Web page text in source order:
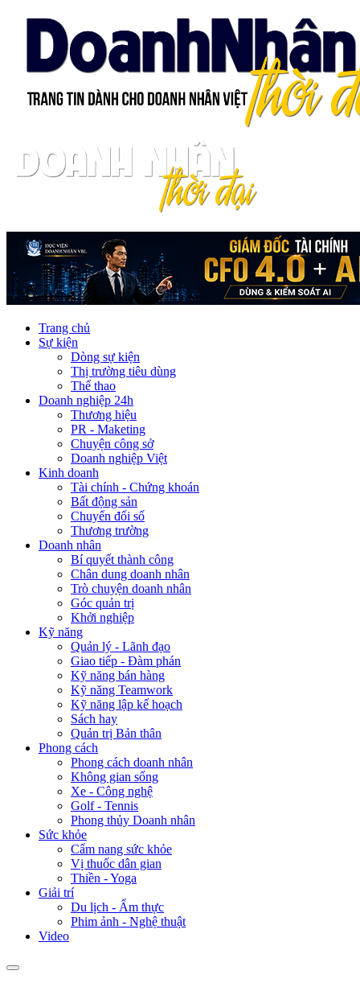
Trang chủ
Sự kiện
Dòng sự kiện
Thị trường tiêu dùng
Thể thao
Doanh nghiệp 24h
Thương hiệu
PR - Maketing
Chuyện công sở
Doanh nghiệp Việt
Kinh doanh
Tài chính - Chứng khoán
Bất động sản
Chuyển đổi số
Thương trường
Doanh nhân
Bí quyết thành công
Chân dung doanh nhân
Trò chuyện doanh nhân
Góc quản trị
Khởi nghiệp
Kỹ năng
Quản lý - Lãnh đạo
Giao tiếp - Đàm phán
Kỹ năng bán hàng
Kỹ năng Teamwork
Kỹ năng lập kế hoạch
Sách hay
Quản trị Bản thân
Phong cách
Phong cách doanh nhân
Không gian sống
Xe - Công nghệ
Golf - Tennis
Phong thủy Doanh nhân
Sức khỏe
Cẩm nang sức khỏe
Vị thuốc dân gian
Thiền - Yoga
Giải trí
Du lịch - Ẩm thực
Phim ảnh - Nghệ thuật
Video